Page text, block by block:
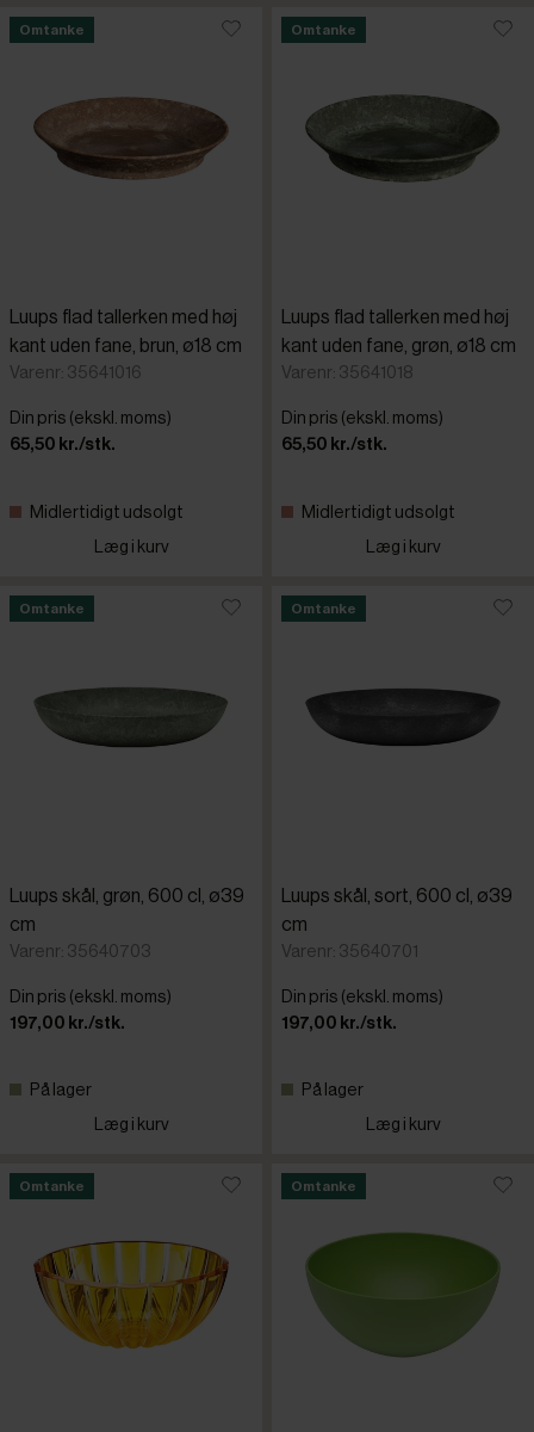
Omtanke
Luups flad tallerken med høj
kant uden fane, brun, ø18 cm
Varenr: 35641016
Din pris (ekskl. moms)
65,50 kr./stk.
Midlertidigt udsolgt
Læg i kurv
Omtanke
Luups flad tallerken med høj
kant uden fane, grøn, ø18 cm
Varenr: 35641018
Din pris (ekskl. moms)
65,50 kr./stk.
Midlertidigt udsolgt
Læg i kurv
Omtanke
Luups skål, grøn, 600 cl, ø39
cm
Varenr: 35640703
Din pris (ekskl. moms)
197,00 kr./stk.
På lager
Læg i kurv
Omtanke
Luups skål, sort, 600 cl, ø39
cm
Varenr: 35640701
Din pris (ekskl. moms)
197,00 kr./stk.
På lager
Læg i kurv
Omtanke Omtanke